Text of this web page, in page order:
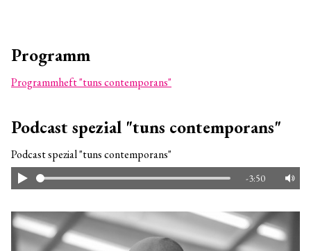
Programm
Programmheft "tuns contemporans"
Podcast spezial "tuns contemporans"
Podcast spezial "tuns contemporans"
-3:50